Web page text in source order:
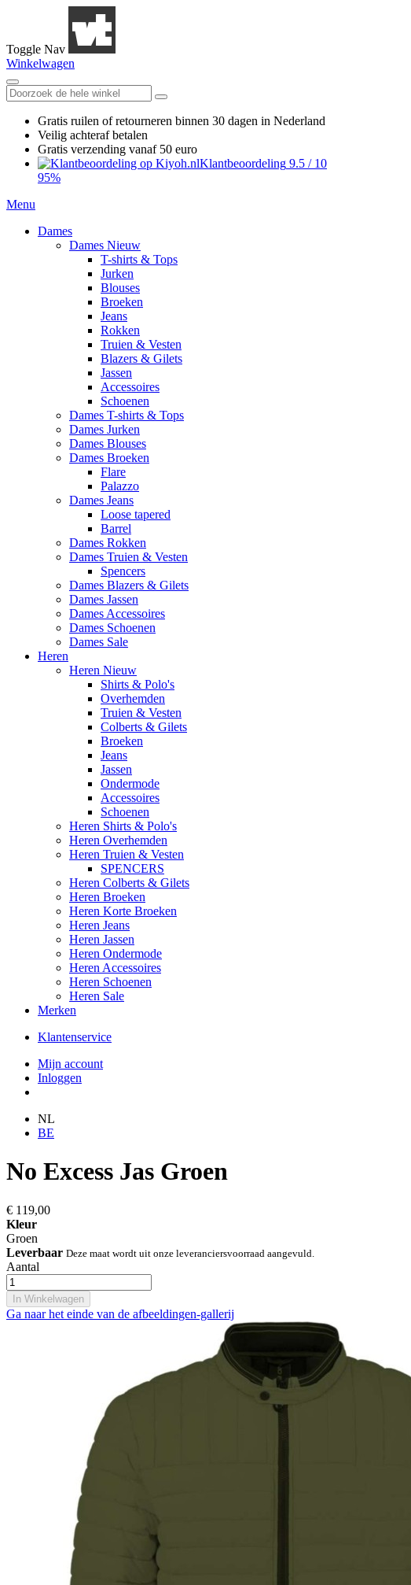
Toggle Nav
Winkelwagen
Gratis ruilen of retourneren binnen 30 dagen in Nederland
Veilig achteraf betalen
Gratis verzending vanaf 50 euro
Klantbeoordeling 9.5 / 10
95%
Menu
Dames
Dames Nieuw
T-shirts & Tops
Jurken
Blouses
Broeken
Jeans
Rokken
Truien & Vesten
Blazers & Gilets
Jassen
Accessoires
Schoenen
Dames T-shirts & Tops
Dames Jurken
Dames Blouses
Dames Broeken
Flare
Palazzo
Dames Jeans
Loose tapered
Barrel
Dames Rokken
Dames Truien & Vesten
Spencers
Dames Blazers & Gilets
Dames Jassen
Dames Accessoires
Dames Schoenen
Dames Sale
Heren
Heren Nieuw
Shirts & Polo's
Overhemden
Truien & Vesten
Colberts & Gilets
Broeken
Jeans
Jassen
Ondermode
Accessoires
Schoenen
Heren Shirts & Polo's
Heren Overhemden
Heren Truien & Vesten
SPENCERS
Heren Colberts & Gilets
Heren Broeken
Heren Korte Broeken
Heren Jeans
Heren Jassen
Heren Ondermode
Heren Accessoires
Heren Schoenen
Heren Sale
Merken
Klantenservice
Mijn account
Inloggen
NL
BE
No Excess Jas Groen
€ 119,00
Kleur
Groen
Leverbaar Deze maat wordt uit onze leveranciersvoorraad aangevuld.
Aantal
In Winkelwagen
Ga naar het einde van de afbeeldingen-gallerij